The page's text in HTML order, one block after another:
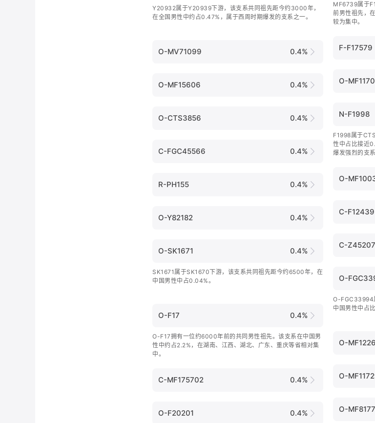
MF6739属于
前男性祖先，
较为集中。
Y20932属于Y20939下游，该支系共同祖先距今约3000年，
在全国男性中约占0.47%，属于西周时期爆发的支系之一。
F-F17579
O-MV71099 0.4%
O-MF1170
O-MF15606 0.4%
N-F1998
F1998属于
性中占比接近
爆发强烈的支
O-CTS3856 0.4%
C-FGC45566 0.4%
O-
R-PH155 0.4%
C-F12439
O-Y82182 0.4%
C-Z45207
O-SK1671 0.4%
SK1671属于SK1670下游，该支系共同祖先距今约6500年，在
中国男性中占0.04%。
O-
O-FGC33994
中国男性中占
O-F17 0.4%
O-F17拥有一位约6000年前的共同男性祖先。该支系在中国男
性中约占2.2%，在湖南、江西、湖北、广东、重庆等省相对集
中。
O-
O-
C-MF175702 0.4%
O-MF8177
O-F20201 0.4%